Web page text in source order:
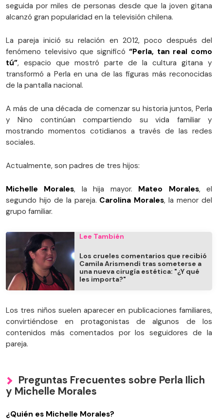
seguida por miles de personas desde que la joven gitana
alcanzó gran popularidad en la televisión chilena.
La pareja inició su relación en 2012, poco después del
fenómeno televisivo que significó “Perla, tan real como
tú”, espacio que mostró parte de la cultura gitana y
transformó a Perla en una de las figuras más reconocidas
de la pantalla nacional.
A más de una década de comenzar su historia juntos, Perla
y Nino continúan compartiendo su vida familiar y
mostrando momentos cotidianos a través de las redes
sociales.
Actualmente, son padres de tres hijos:
Michelle Morales, la hija mayor. Mateo Morales, el
segundo hijo de la pareja. Carolina Morales, la menor del
grupo familiar.
Lee También
Los crueles comentarios que recibió
Camila Arismendi tras someterse a
una nueva cirugía estética: "¿Y qué
les importa?"
Los tres niños suelen aparecer en publicaciones familiares,
convirtiéndose en protagonistas de algunos de los
contenidos más comentados por los seguidores de la
pareja.
Preguntas Frecuentes sobre Perla Ilich
y Michelle Morales
¿Quién es Michelle Morales?